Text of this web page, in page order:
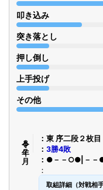
叩き込み
突き落とし
押し倒し
上手投げ
その他
令８年７月 東 序二段２枚目
3勝4敗
●－－○●|－－
取組詳細（対戦相